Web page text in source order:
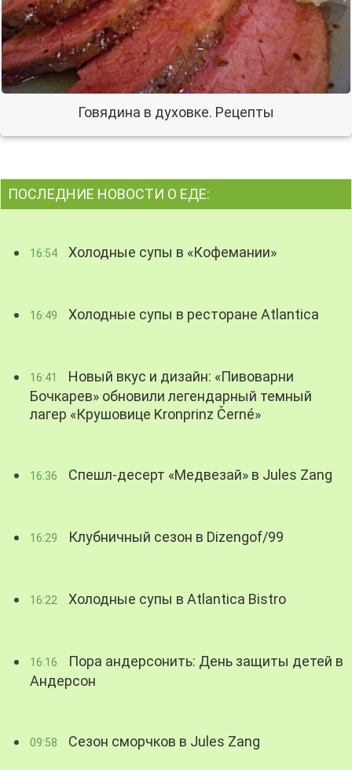
Говядина в духовке. Рецепты
ПОСЛЕДНИЕ НОВОСТИ О ЕДЕ:
16:54 Холодные супы в «Кофемании»
16:49 Холодные супы в ресторане Atlantica
16:41
Новый вкус и дизайн: «Пивоварни
Бочкарев» обновили легендарный темный
лагер «Крушовице Kronprinz Černé»
16:36 Спешл-десерт «Медвезай» в Jules Zang
16:29 Клубничный сезон в Dizengof/99
16:22 Холодные супы в Atlantica Bistro
16:16
Пора андерсонить: День защиты детей в
Андерсон
09:58 Сезон сморчков в Jules Zang